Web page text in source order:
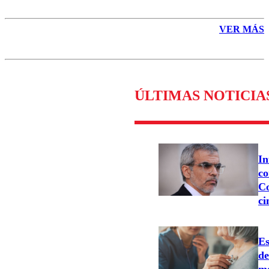
VER MÁS
ÚLTIMAS